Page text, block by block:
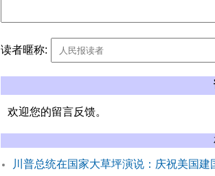
读者暱称:
欢迎您的留言反馈。
川普总统在国家大草坪演说：庆祝美国建